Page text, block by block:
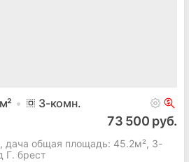
м² 3-комн.
73 500 руб.
дача общая площадь: 45.2м², 3-
Г. брест